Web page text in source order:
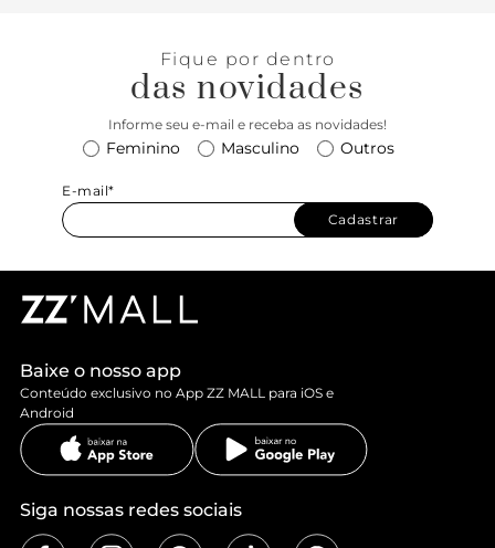
parte frontal, como na parte traseira da peça, facilitando
ainda mais sua rotina.
Fique por dentro
das novidades
Informe seu e-mail e receba as novidades!
Feminino Masculino Outros
E-mail*
Cadastrar
Baixe o nosso app
Conteúdo exclusivo no App ZZ MALL para iOS e
Android
Siga nossas redes sociais